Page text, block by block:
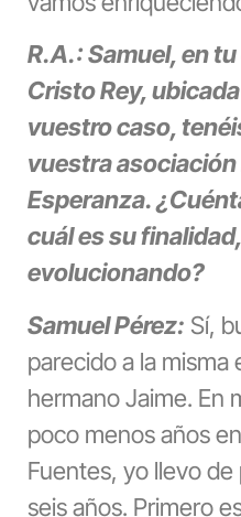
R.A.: Samuel, en
Cristo Rey,
vuestro caso,
vuestra
Esperanza.
cuál es su
evolucionando?
Samuel Pérez: Sí,
parecido a la misma
hermano Jaime. En
poco menos años
Fuentes, yo llevo
seis años. Primero